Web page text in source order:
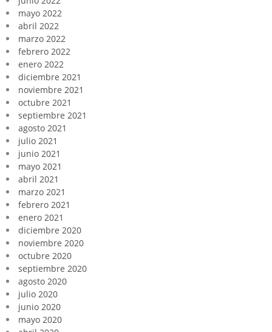
mayo 2022
abril 2022
marzo 2022
febrero 2022
enero 2022
diciembre 2021
noviembre 2021
octubre 2021
septiembre 2021
agosto 2021
julio 2021
junio 2021
mayo 2021
abril 2021
marzo 2021
febrero 2021
enero 2021
diciembre 2020
noviembre 2020
octubre 2020
septiembre 2020
agosto 2020
julio 2020
junio 2020
mayo 2020